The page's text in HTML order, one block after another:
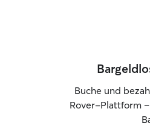
Buche und
Rover-Plattform